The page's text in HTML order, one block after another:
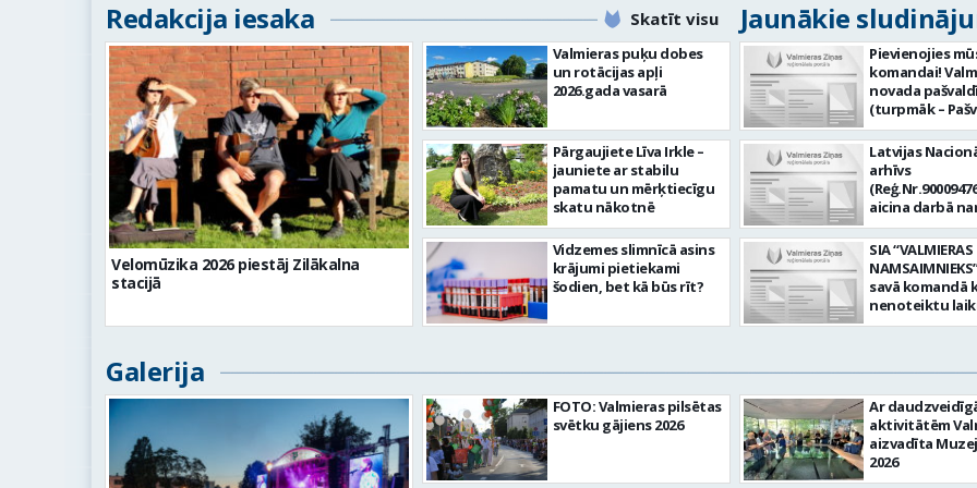
Redakcija iesaka Skatīt visu Jaunākie
Velomūzika 2026 piestāj Zilākalna
stacijā
Valmieras puķu dobes
un rotācijas apļi
2026.gada vasarā
Pārgaujiete Līva Irkle –
jauniete ar stabilu
pamatu un mērķtiecīgu
skatu nākotnē
Vidzemes slimnīcā asins
krājumi pietiekami
šodien, bet kā būs rīt?
Pievienojies
komandai!
novada
(turpmāk –
aicina darbā
Informācijas
centra (ITC)
tehnoloģiju
vieta: Rūjienas
Naukšēnu
teritorijās Ja
vēlme:
informācijas un
komunikācijas
IKT) saistīto
un operatīvu
nodrošināt
datortehnikas
atbalstu un ar to
saistīto
Latvijas
arhīvs
aicina darbā
pārzini (uz
laiku)
valsts arhīvā Mēs
Valmieras
arhīvā
dokumentāro
mantojumu.
pārraudzībā un
zonā ietilpst
Valkas,
Limbažu novadi.
SIA “VALMIERAS
savā komandā
nenoteiktu
SPECIALIZĒTĀ
pienākumi:
apkalpot
(arī kravas)
uzturēt
automobili
kārtībā. veikt
Galerija
FOTO: Valmieras pilsētas
svētku gājiens 2026
Ar
aktivitātēm
aizvadīta
2026